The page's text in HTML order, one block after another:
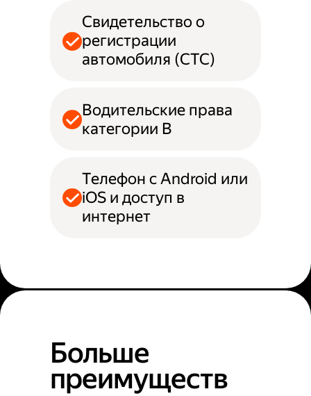
Свидетельство о
регистрации
автомобиля (СТС)
Водительские права
категории B
Телефон с Android или
iOS и доступ в
интернет
Больше
преимуществ